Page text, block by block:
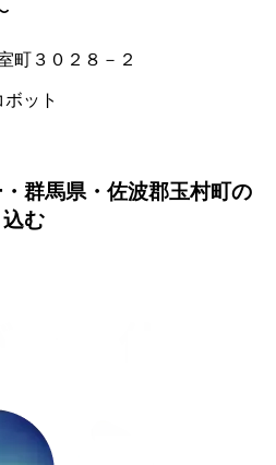
町３０２８－２
ット
群馬県・佐波郡玉村町の
む